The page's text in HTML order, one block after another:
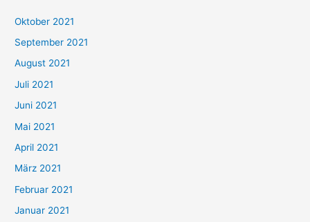
n
n
a
c
h
:
Oktober 2021
September 2021
August 2021
Juli 2021
Juni 2021
Mai 2021
April 2021
März 2021
Februar 2021
Januar 2021